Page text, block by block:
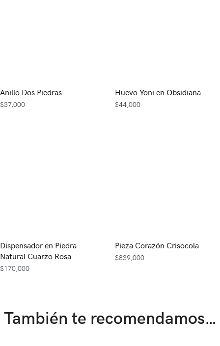
Anillo Dos Piedras
$37,000
Huevo Yoni en Obsidiana
$44,000
Dispensador en Piedra
Natural Cuarzo Rosa
$170,000
Pieza Corazón Crisocola
$839,000
También te recomendamos…